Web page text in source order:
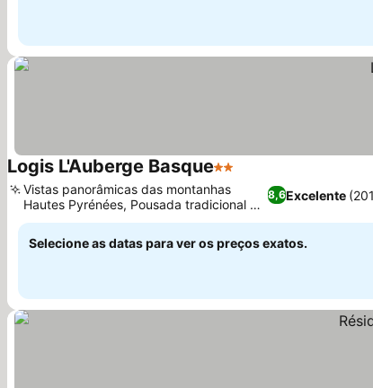
Logis L'Auberge Basque2 Estrelas
8,6Excelente
Vistas panorâmicas das montanhas
Hautes Pyrénées, Pousada tradicional do
País Basco
Selecione as datas para ver os preços exatos.